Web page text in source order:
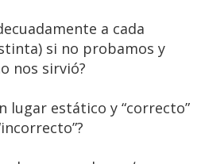
a cada
si no probamos y
nos sirvió?
lugar estático y “correcto”